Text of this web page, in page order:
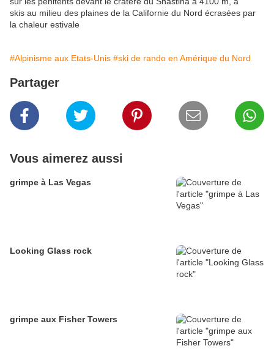
skis au milieu des plaines de la Californie du Nord écrasées par
la chaleur estivale
#Alpinisme aux Etats-Unis #ski de rando en Amérique du Nord
Partager
Vous aimerez aussi
grimpe à Las Vegas
Looking Glass rock
grimpe aux Fisher Towers